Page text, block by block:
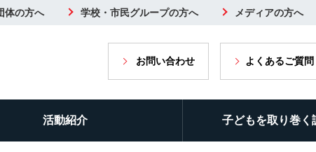
体の方へ 学校・市民グループの方へ メディアの方へ
お問い合わせ よくあるご質問
活動紹介 子どもを取り巻く